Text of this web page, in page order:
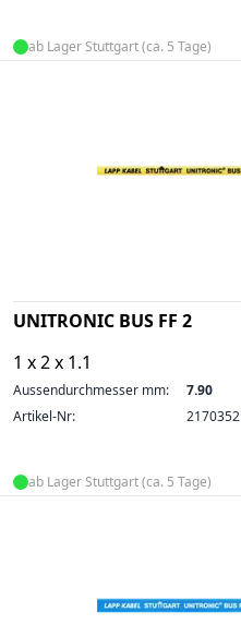
ab Lager Stuttgart (ca. 5 Tage)
UNITRONIC BUS FF 2
1 x 2 x 1.1
Aussendurchmesser mm:
7.90
Artikel-Nr:
2170352
ab Lager Stuttgart (ca. 5 Tage)